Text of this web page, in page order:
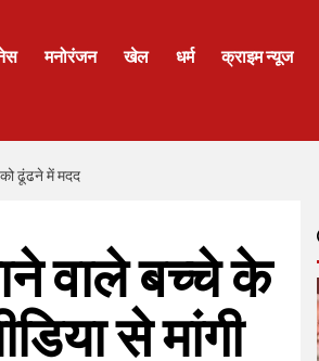
मनोरंजन खेल धर्म क्राइम न्यूज
को ढूंढने में मदद
वाले बच्चे के
से मांगी